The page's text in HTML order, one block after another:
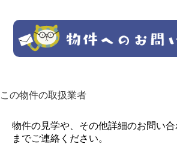
この物件の取扱業者
物件の見学や、その他詳細のお問い
までご連絡ください。